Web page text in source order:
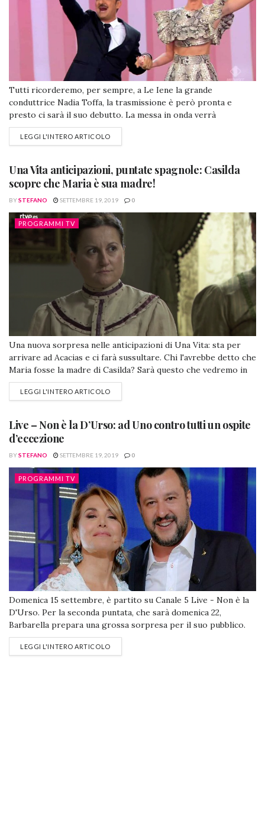
Tutti ricorderemo, per sempre, a Le Iene la grande
conduttrice Nadia Toffa, la trasmissione è però pronta e
presto ci sarà il suo debutto. La messa in onda verrà
anticipata e le conduttrici saranno tre che si succederanno
con altri tre inviati. Mentre a Taranto c'è ora un grande per
LEGGI L'INTERO ARTICOLO
Una Vita anticipazioni, puntate spagnole: Casilda
scopre che Maria è sua madre!
BYSTEFANO SETTEMBRE 19, 2019 0
PROGRAMMI TV
Una nuova sorpresa nelle anticipazioni di Una Vita: sta per
arrivare ad Acacias e ci farà sussultare. Chi l'avrebbe detto che
Maria fosse la madre di Casilda? Sarà questo che vedremo in
Italia nei prossimi mesi, mentre in Spagna è già stato
trasmesso. Higinio Baeza, un nuovo personaggio della soap
LEGGI L'INTERO ARTICOLO
Live – Non è la D’Urso: ad Uno contro tutti un ospite
d’eccezione
BYSTEFANO SETTEMBRE 19, 2019 0
PROGRAMMI TV
Domenica 15 settembre, è partito su Canale 5 Live - Non è la
D'Urso. Per la seconda puntata, che sarà domenica 22,
Barbarella prepara una grossa sorpresa per il suo pubblico.
Dagospia annuncia infatti che in studio, nello spaccato di Uno
contro tutti, ci sarà nientepopodimeno che il leader della
LEGGI L'INTERO ARTICOLO